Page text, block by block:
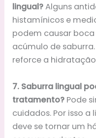
lingual?Alguns
histamínicos e
podem causar
acúmulo de
reforce a
7. Saburra lingual
tratamento? Pode
cuidados. Por isso
deve se tornar um